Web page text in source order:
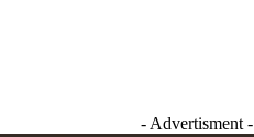
- Advertisment -